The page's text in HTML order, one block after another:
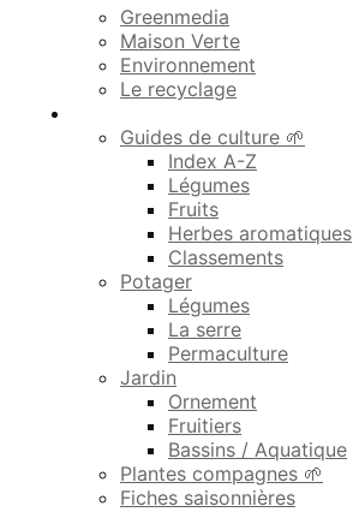
Greenmedia
Maison Verte
Environnement
Le recyclage
Guides de culture 🌱
Index A-Z
Légumes
Fruits
Herbes aromatiques
Classements
Potager
Légumes
La serre
Permaculture
Jardin
Ornement
Fruitiers
Bassins / Aquatique
Plantes compagnes 🌱
Fiches saisonnières